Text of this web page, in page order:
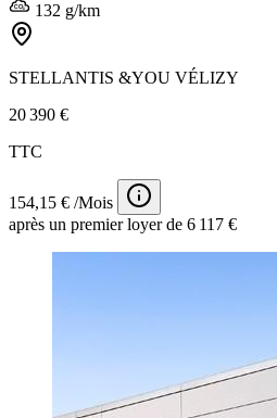
132 g/km
STELLANTIS &YOU VÉLIZY
20 390 €
TTC
154,15 € /Mois
après un premier loyer de 6 117 €